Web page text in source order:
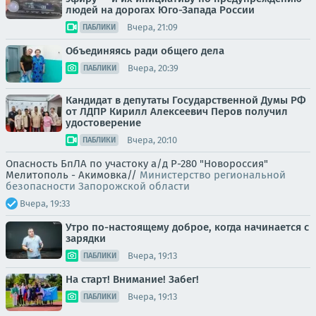
людей на дорогах Юго-Запада России
ПАБЛИКИ Вчера, 21:09
Объединяясь ради общего дела
ПАБЛИКИ Вчера, 20:39
Кандидат в депутаты Государственной Думы РФ
от ЛДПР Кирилл Алексеевич Перов получил
удостоверение
ПАБЛИКИ Вчера, 20:10
Опасность БпЛА по участоку а/д Р-280 "Новороссия"
Мелитополь - Акимовка// Министерство региональной
безопасности Запорожской области
Вчера, 19:33
Утро по-настоящему доброе, когда начинается с
зарядки
ПАБЛИКИ Вчера, 19:13
На старт! Внимание! Забег!
ПАБЛИКИ Вчера, 19:13